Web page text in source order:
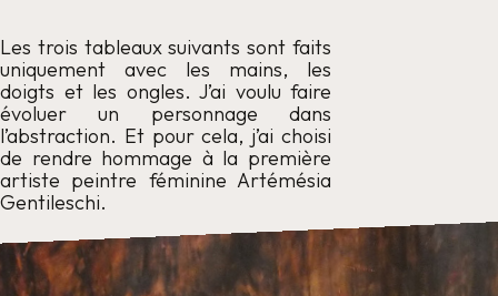
Les trois tableaux suivants sont faits
uniquement avec les mains, les
doigts et les ongles. J’ai voulu faire
évoluer un personnage dans
l’abstraction. Et pour cela, j’ai choisi
de rendre hommage à la première
artiste peintre féminine Artémésia
Gentileschi.